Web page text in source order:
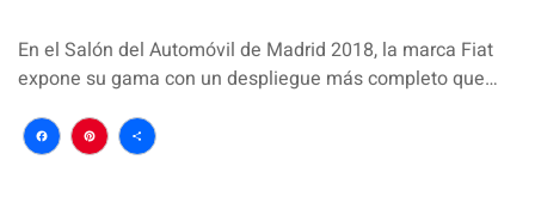
En el Salón del Automóvil de Madrid 2018, la marca Fiat
expone su gama con un despliegue más completo que…
Facebook
Pinterest
Compartir